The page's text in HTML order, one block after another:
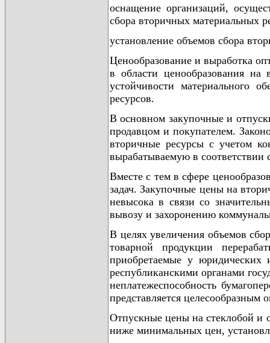
оснащение организаций,
сбора вторичных материальных
установление объемов сбора
Ценообразование и выработка
в области ценообразования
устойчивости материального
ресурсов.
В основном закупочные и
продавцом и покупателем.
вторичные ресурсы с учетом
вырабатываемую в
Вместе с тем в сфере
задач. Закупочные цены на
невысока в связи со
вывозу и захоронению
В целях увеличения объемов
товарной продукции
приобретаемые у юридических
республиканскими органами
неплатежеспособность
представляется
Отпускные цены на стеклобой и
ниже минимальных цен,